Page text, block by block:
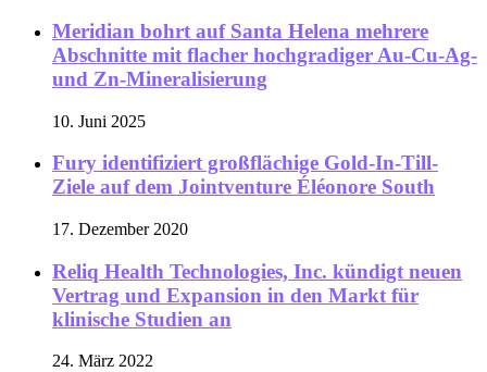
Meridian bohrt auf Santa Helena mehrere
Abschnitte mit flacher hochgradiger Au-Cu-Ag-
und Zn-Mineralisierung
10. Juni 2025
Fury identifiziert großflächige Gold-In-Till-
Ziele auf dem Jointventure Éléonore South
17. Dezember 2020
Reliq Health Technologies, Inc. kündigt neuen
Vertrag und Expansion in den Markt für
klinische Studien an
24. März 2022